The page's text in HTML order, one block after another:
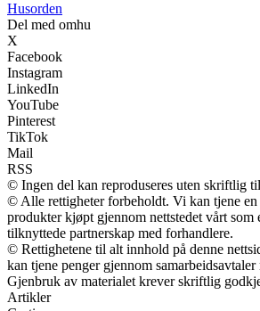
Husorden
Del med omhu
X
Facebook
Instagram
LinkedIn
YouTube
Pinterest
TikTok
Mail
RSS
© Ingen del kan reproduseres uten skriftlig
© Alle rettigheter forbeholdt. Vi kan tjene en
produkter kjøpt gjennom nettstedet vårt som
tilknyttede partnerskap med forhandlere.
© Rettighetene til alt innhold på denne
kan tjene penger gjennom
Gjenbruk av materialet krever skriftlig
Artikler